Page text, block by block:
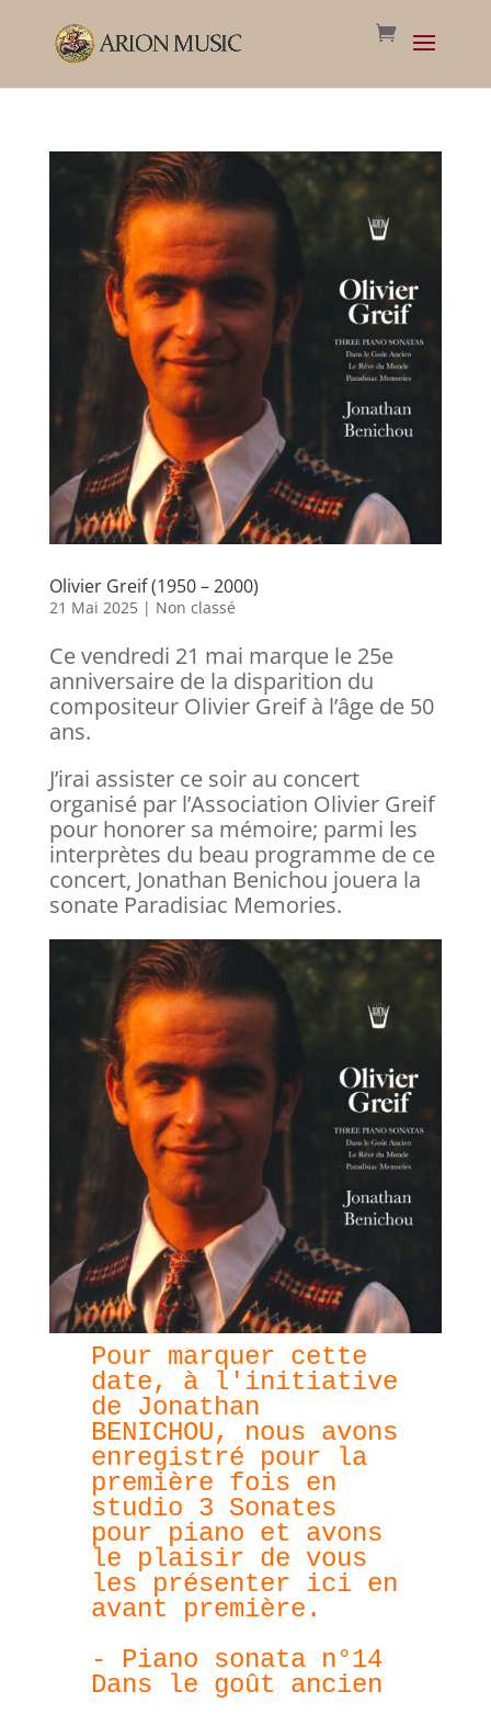
Olivier Greif (1950 – 2000)
21 Mai 2025| Non classé
Ce vendredi 21 mai marque le 25e
anniversaire de la disparition du
compositeur Olivier Greif à l’âge de 50
ans.
J’irai assister ce soir au concert
organisé par l’Association Olivier Greif
pour honorer sa mémoire; parmi les
interprètes du beau programme de ce
concert, Jonathan Benichou jouera la
sonate Paradisiac Memories.
Pour marquer cette
date, à l'initiative
de Jonathan
BENICHOU, nous avons
enregistré pour la
première fois en
studio 3 Sonates
pour piano et avons
le plaisir de vous
les présenter ici en
avant première.
- Piano sonata n°14
Dans le goût ancien